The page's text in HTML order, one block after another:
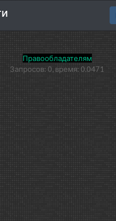
Правообладателям
Запросов: 0, время: 0.0471